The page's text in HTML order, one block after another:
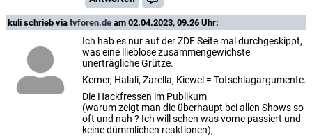
kuli schrieb via tvforen.de am 02.04.2023, 09.26 Uhr:
Ich hab es nur auf der ZDF Seite mal durchgeskippt,
was eine llieblose zusammengewichste
unerträgliche Grütze.
Kerner, Halali, Zarella, Kiewel = Totschlagargumente.
Die Hackfressen im Publikum
(warum zeigt man die überhaupt bei allen Shows so
oft und nah ? Ich will sehen was vorne passiert und
keine dümmlichen reaktionen),